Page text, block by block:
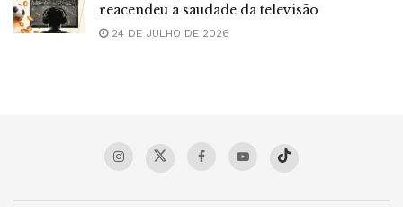
reacendeu a saudade da televisão
24 DE JULHO DE 2026